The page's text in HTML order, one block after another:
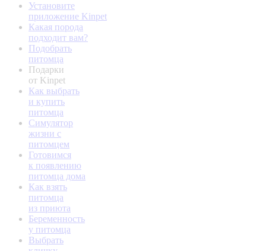
Установите
приложение Kinpet
Какая порода
подходит вам?
Подобрать
питомца
Подарки
от Kinpet
Как выбрать
и купить
питомца
Симулятор
жизни с
питомцем
Готовимся
к появлению
питомца дома
Как взять
питомца
из приюта
Беременность
у питомца
Выбрать